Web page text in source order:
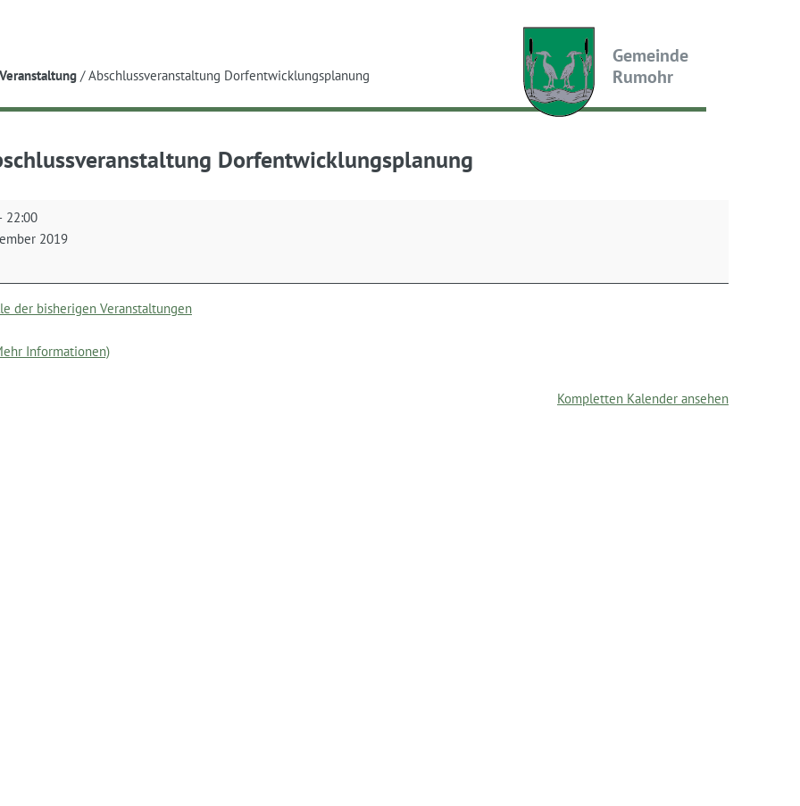
Veranstaltung /Abschlussveranstaltung Dorfentwicklungsplanung
Gemeinde
Rumohr
Dorfentwicklungsplanung
22:00
2019
der bisherigen Veranstaltungen
Informationen)
Kompletten Kalender ansehen